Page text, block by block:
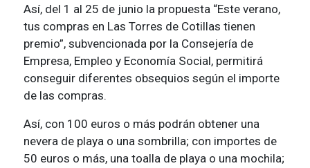
Así, del 1 al 25 de junio la propuesta “Este verano,
tus compras en Las Torres de Cotillas tienen
premio”, subvencionada por la Consejería de
Empresa, Empleo y Economía Social, permitirá
conseguir diferentes obsequios según el importe
de las compras.
Así, con 100 euros o más podrán obtener una
nevera de playa o una sombrilla; con importes de
50 euros o más, una toalla de playa o una mochila;